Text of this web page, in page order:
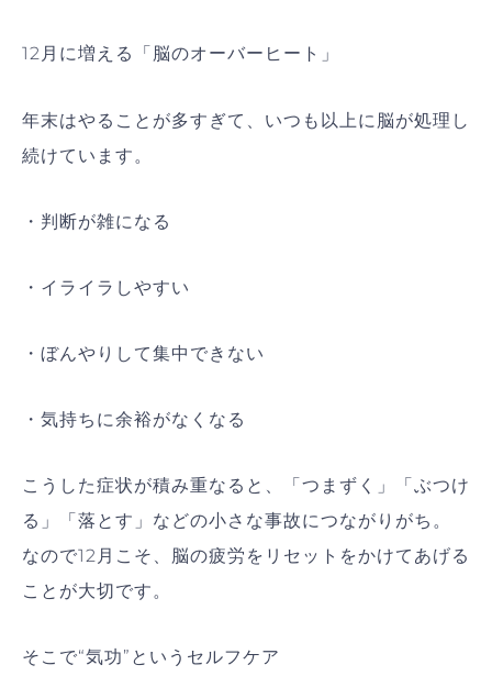
12月に増える「脳のオーバーヒート」
年末はやることが多すぎて、いつも以上に脳が処理し
続けています。
・判断が雑になる
・イライラしやすい
・ぼんやりして集中できない
・気持ちに余裕がなくなる
こうした症状が積み重なると、「つまずく」「ぶつけ
る」「落とす」などの小さな事故につながりがち。
なので12月こそ、脳の疲労をリセットをかけてあげる
ことが大切です。
そこで“気功”というセルフケア